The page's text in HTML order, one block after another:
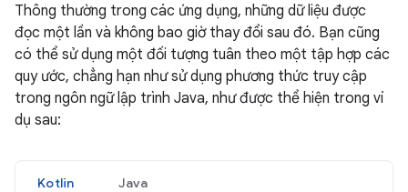
Thông thường trong các ứng dụng, những dữ liệu được
đọc một lần và không bao giờ thay đổi sau đó. Bạn cũng
có thể sử dụng một đối tượng tuân theo một tập hợp các
quy ước, chẳng hạn như sử dụng phương thức truy cập
trong ngôn ngữ lập trình Java, như được thể hiện trong ví
dụ sau:
Kotlin Java